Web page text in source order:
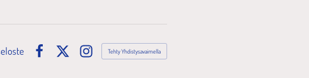
Instagram
Tehty Yhdistysavaimella